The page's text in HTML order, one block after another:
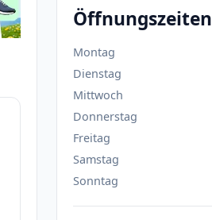
Öffnungszeiten
Montag
Dienstag
Mittwoch
Donnerstag
Freitag
Samstag
Sonntag